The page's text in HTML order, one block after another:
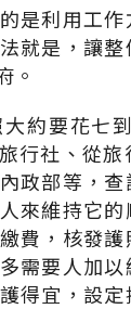
是利用工
就是，讓
。
約要花七
行社、從
政部等，
來維持它
費，核發
需要人加
得宜，設